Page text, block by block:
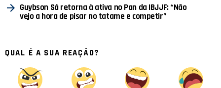
Guybson Sá retorna à ativa no Pan da IBJJF: “Não
vejo a hora de pisar no tatame e competir”
QUAL É A SUA REAÇÃO?